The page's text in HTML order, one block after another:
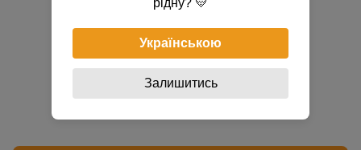
Українською
Залишитись